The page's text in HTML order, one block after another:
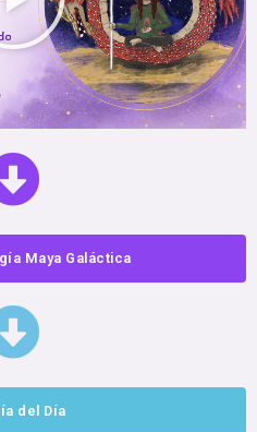
Maya Galáctica
del Día